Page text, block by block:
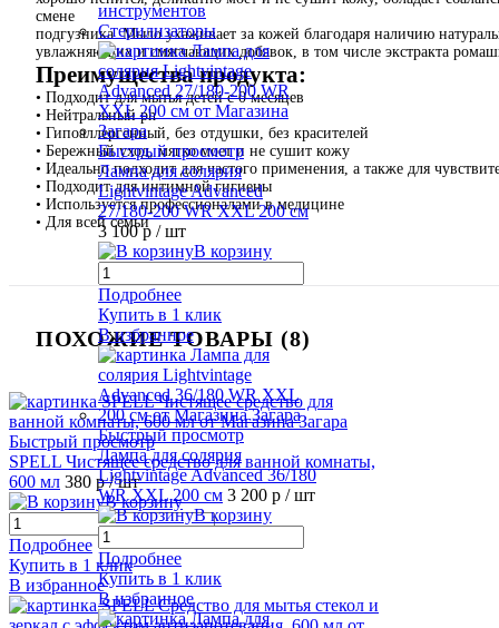
инструментов
Стерилизаторы
Быстрый просмотр
Лампа для солярия
Lightvintage Advanced
27/180-200 WR XXL 200 см
3 100 р / шт
В корзину
Подробнее
Купить в 1 клик
В избранное
Быстрый просмотр
Лампа для солярия
Lightvintage Advanced 36/180
WR XXL 200 см 3 200 р / шт
В корзину
Подробнее
Купить в 1 клик
В избранное
смене
подгузника. Мыло ухаживает за кожей благодаря наличию
увлажняющих и смягчающих добавок, в том числе экстракта
Преимущества продукта:
• Подходит для мытья детей с 0 месяцев
• Нейтральный рh
• Гипоаллергенный, без отдушки, без красителей
• Бережный уход, мягко моет и не сушит кожу
• Идеально подходит для частого применения, а также для
• Подходит для интимной гигиены
• Используется профессионалами в медицине
• Для всей семьи
ПОХОЖИЕ ТОВАРЫ (8)
Быстрый просмотр
SPELL Чистящее средство для ванной комнаты,
600 мл 380 р/ шт
В корзину
Подробнее
Купить в 1 клик
В избранное